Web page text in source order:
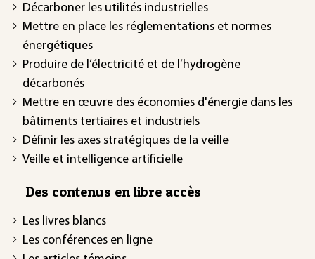
Décarboner les utilités industrielles
Mettre en place les réglementations et normes
énergétiques
Produire de l’électricité et de l’hydrogène
décarbonés
Mettre en œuvre des économies d'énergie dans les
bâtiments tertiaires et industriels
Définir les axes stratégiques de la veille
Veille et intelligence artificielle
Des contenus en libre accès
Les livres blancs
Les conférences en ligne